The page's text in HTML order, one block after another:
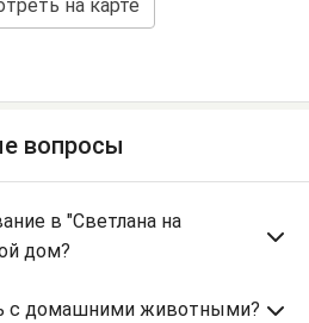
на карте
вопросы
в "Светлана на
дом?
с домашними животными?